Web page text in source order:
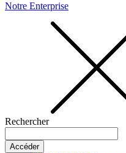
Notre Enterprise
Rechercher